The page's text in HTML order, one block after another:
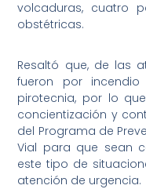
volcaduras, cuatro
obstétricas.
Resaltó que, de las
fueron por
pirotecnia, por lo
concientización y
del Programa de
Vial para que sean
este tipo de
atención de urgencia.